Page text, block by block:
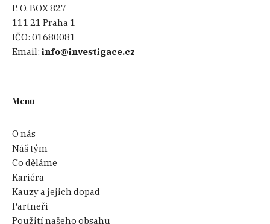
P. O. BOX 827
111 21 Praha 1
IČO:01680081
Email:info@investigace.cz
Menu
O nás
Náš tým
Co děláme
Kariéra
Kauzy a jejich dopad
Partneři
Použití našeho obsahu